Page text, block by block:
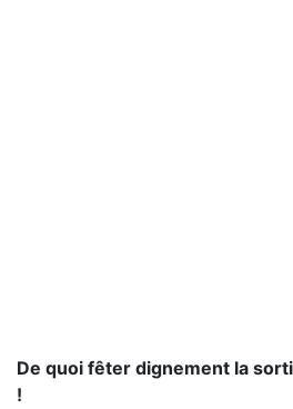
De quoi fêter dignement la
!